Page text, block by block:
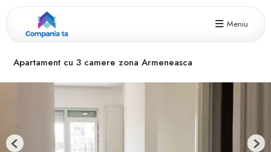
Meniu
Apartament cu 3 camere zona Armeneasca
Previous Next